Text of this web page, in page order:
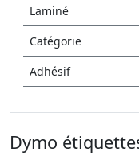
Laminé
Catégorie
Adhésif
Dymo